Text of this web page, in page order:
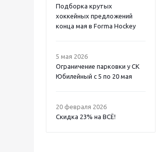
Подборка крутых
хоккейных предложений
конца мая в Forma Hockey
5 мая 2026
Ограничение парковки у СК
Юбилейный с 5 по 20 мая
20 февраля 2026
Скидка 23% на ВСË!